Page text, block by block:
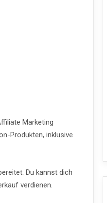
Marketing
Produkten, inklusive
Du kannst dich
verdienen.